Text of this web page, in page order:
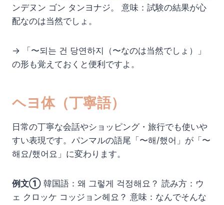
ンデヌン ゴン タンヨナジ。 意味：試験の結果が心
配なのは当然でしょ。
→ 「〜되는 건 당연하지（〜なのは当然でしょ）」
の形も覚えておくと便利ですよ。
ヘヨ体（丁寧語）
日常の丁寧な会話やショッピング・旅行でも使いや
すい表現です。パンマルの語尾「〜해/했어」が「〜
해요/했어요」に変わります。
例文① 韓国語：왜 그렇게 걱정해요？ 読み方：ウ
ェ クロッケ コッジョン헤요？ 意味：なんでそんな